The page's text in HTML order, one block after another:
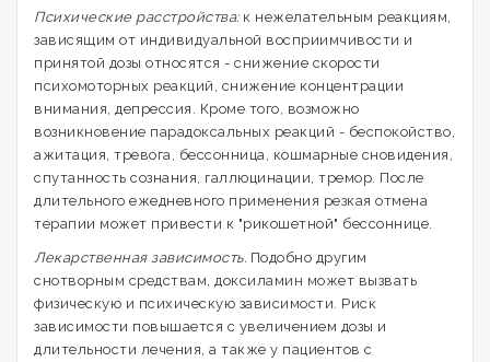
Психические расстройства: к нежелательным реакциям,
зависящим от индивидуальной восприимчивости и
принятой дозы относятся - снижение скорости
психомоторных реакций, снижение концентрации
внимания, депрессия. Кроме того, возможно
возникновение парадоксальных реакций - беспокойство,
ажитация, тревога, бессонница, кошмарные сновидения,
спутанность сознания, галлюцинации, тремор. После
длительного ежедневного применения резкая отмена
терапии может привести к "рикошетной" бессоннице.
Лекарственная зависимость. Подобно другим
снотворным средствам, доксиламин может вызвать
физическую и психическую зависимости. Риск
зависимости повышается с увеличением дозы и
длительности лечения, а также у пациентов с